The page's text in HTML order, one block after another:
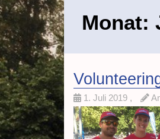
Monat:
1. Juli 2019 ,